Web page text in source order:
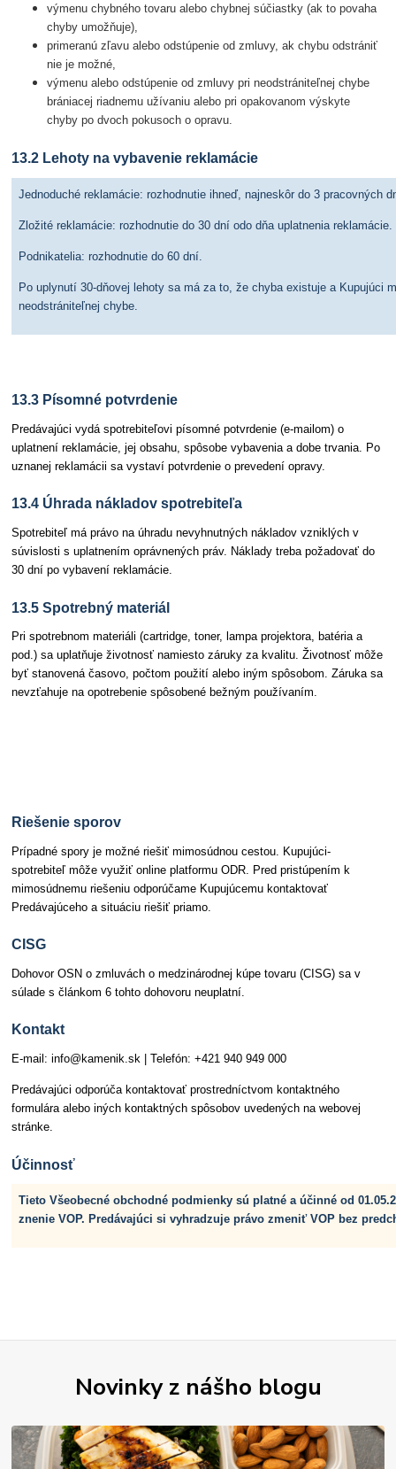
výmenu chybného tovaru alebo chybnej súčiastky (ak to povaha
chyby umožňuje),
primeranú zľavu alebo odstúpenie od zmluvy, ak chybu odstrániť
nie je možné,
výmenu alebo odstúpenie od zmluvy pri neodstrániteľnej chybe
brániacej riadnemu užívaniu alebo pri opakovanom výskyte
chyby po dvoch pokusoch o opravu.
13.2 Lehoty na vybavenie reklamácie
Jednoduché reklamácie: rozhodnutie ihneď, najneskôr do 3 pracovných
Zložité reklamácie: rozhodnutie do 30 dní odo dňa uplatnenia reklamácie.
Podnikatelia: rozhodnutie do 60 dní.
Po uplynutí 30-dňovej lehoty sa má za to, že chyba existuje a Kupujúci
neodstrániteľnej chybe.
13.3 Písomné potvrdenie
Predávajúci vydá spotrebiteľovi písomné potvrdenie (e-mailom) o
uplatnení reklamácie, jej obsahu, spôsobe vybavenia a dobe trvania. Po
uznanej reklamácii sa vystaví potvrdenie o prevedení opravy.
13.4 Úhrada nákladov spotrebiteľa
Spotrebiteľ má právo na úhradu nevyhnutných nákladov vzniklých v
súvislosti s uplatnením oprávnených práv. Náklady treba požadovať do
30 dní po vybavení reklamácie.
13.5 Spotrebný materiál
Pri spotrebnom materiáli (cartridge, toner, lampa projektora, batéria a
pod.) sa uplatňuje životnosť namiesto záruky za kvalitu. Životnosť môže
byť stanovená časovo, počtom použití alebo iným spôsobom. Záruka sa
nevzťahuje na opotrebenie spôsobené bežným používaním.
Riešenie sporov
Prípadné spory je možné riešiť mimosúdnou cestou. Kupujúci-
spotrebiteľ môže využiť online platformu ODR. Pred pristúpením k
mimosúdnemu riešeniu odporúčame Kupujúcemu kontaktovať
Predávajúceho a situáciu riešiť priamo.
CISG
Dohovor OSN o zmluvách o medzinárodnej kúpe tovaru (CISG) sa v
súlade s článkom 6 tohto dohovoru neuplatní.
Kontakt
E-mail: info@kamenik.sk | Telefón: +421 940 949 000
Predávajúci odporúča kontaktovať prostredníctvom kontaktného
formulára alebo iných kontaktných spôsobov uvedených na webovej
stránke.
Účinnosť
Tieto Všeobecné obchodné podmienky sú platné a účinné od
znenie VOP. Predávajúci si vyhradzuje právo zmeniť VOP bez
Novinky z nášho blogu